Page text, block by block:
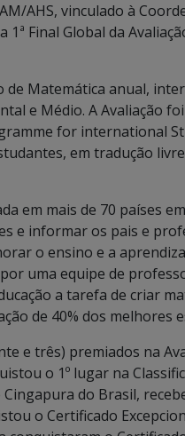
AHS, vinculado à
1ª Final Global da
de Matemática anual,
e Médio. A Avaliação
for international
em tradução
em mais de 70 países
e informar os pais e
o ensino e a
uma equipe de
a tarefa de criar
de 40% dos melhores
e três) premiados na
o 1º lugar na
do Brasil,
o Certificado